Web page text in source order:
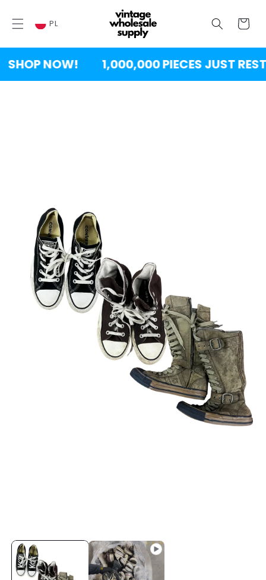
TREŚCI
Wózek
PL
NOW! 1,000,000 PIECES JUST